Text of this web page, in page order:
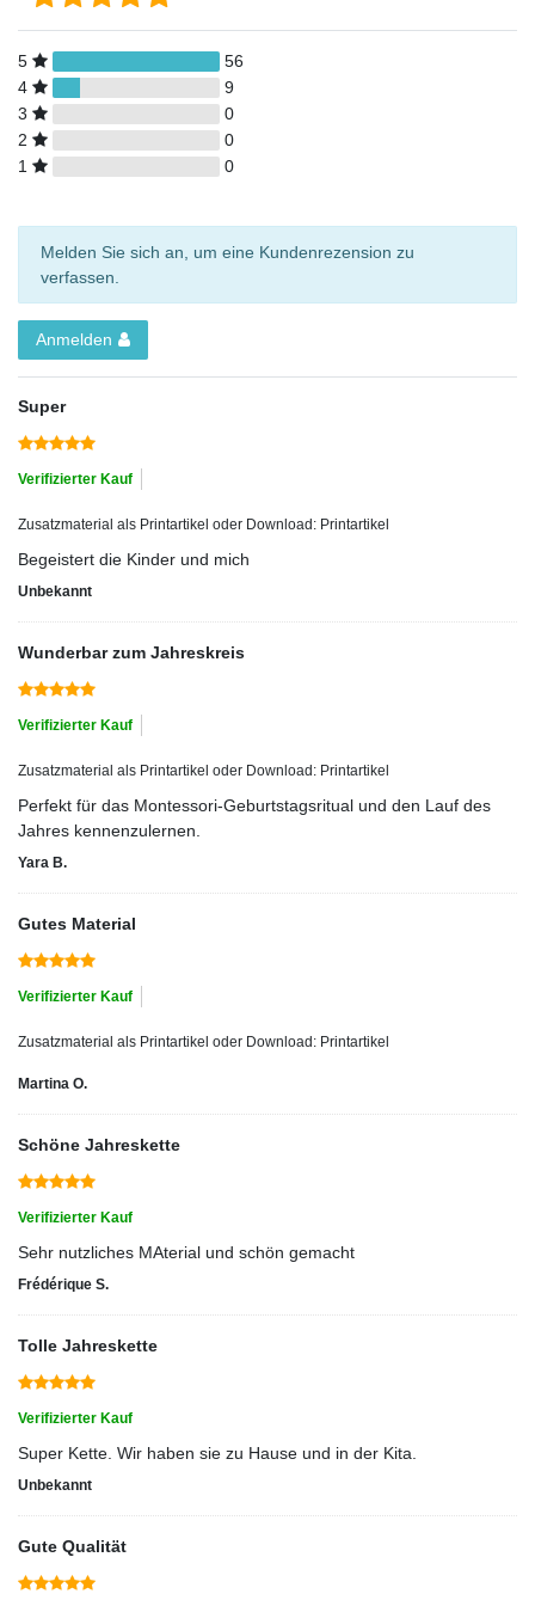
5
56
4
9
3
0
2
0
1
0
Melden Sie sich an, um eine Kundenrezension zu
verfassen.
Anmelden
Super
Verifizierter Kauf
Zusatzmaterial als Printartikel oder Download: Printartikel
Begeistert die Kinder und mich
Unbekannt
Wunderbar zum Jahreskreis
Verifizierter Kauf
Zusatzmaterial als Printartikel oder Download: Printartikel
Perfekt für das Montessori-Geburtstagsritual und den Lauf des
Jahres kennenzulernen.
Yara B.
Gutes Material
Verifizierter Kauf
Zusatzmaterial als Printartikel oder Download: Printartikel
Martina O.
Schöne Jahreskette
Verifizierter Kauf
Sehr nutzliches MAterial und schön gemacht
Frédérique S.
Tolle Jahreskette
Verifizierter Kauf
Super Kette. Wir haben sie zu Hause und in der Kita.
Unbekannt
Gute Qualität